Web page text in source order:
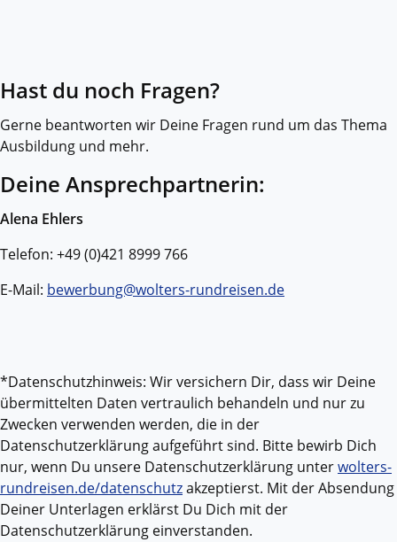
Hast du noch Fragen?
Gerne beantworten wir Deine Fragen rund um das Thema
Ausbildung und mehr.
Deine Ansprechpartnerin:
Alena Ehlers
Telefon: +49 (0)421 8999 766
E-Mail: bewerbung@wolters-rundreisen.de
*Datenschutzhinweis: Wir versichern Dir, dass wir Deine
übermittelten Daten vertraulich behandeln und nur zu
Zwecken verwenden werden, die in der
Datenschutzerklärung aufgeführt sind. Bitte bewirb Dich
nur, wenn Du unsere Datenschutzerklärung unterwolters-
rundreisen.de/datenschutzakzeptierst. Mit der Absendung
Deiner Unterlagen erklärst Du Dich mit der
Datenschutzerklärung einverstanden.